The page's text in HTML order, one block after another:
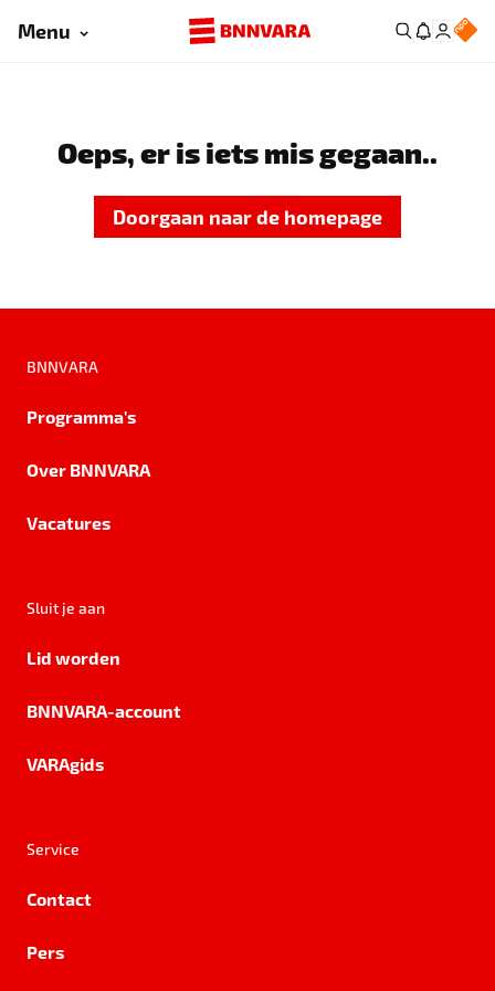
Menu
Oeps, er is iets mis gegaan..
Doorgaan naar de homepage
BNNVARA
Programma's
Over BNNVARA
Vacatures
Sluit je aan
Lid worden
BNNVARA-account
VARAgids
Service
Contact
Pers